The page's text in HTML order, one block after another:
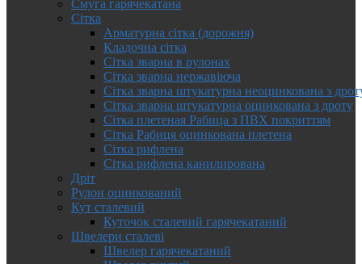
Смуга гарячекатана
Сітка
Арматурна сітка (дорожня)
Кладочна сітка
Сітка зварна в рулонах
Сітка зварна нержавіюча
Сітка зварна штукатурна неоцинкована з
Сітка зварна штукатурна оцинкована з дроту
Сітка плетеная Рабица з ПВХ покриттям
Сітка Рабиця оцинкована плетена
Сітка рифлена
Сітка рифлена канилирована
Дріт
Рулон оцинкований
Кут сталевий
Куточок сталевий гарячекатаний
Швелери сталеві
Швелер гарячекатаний